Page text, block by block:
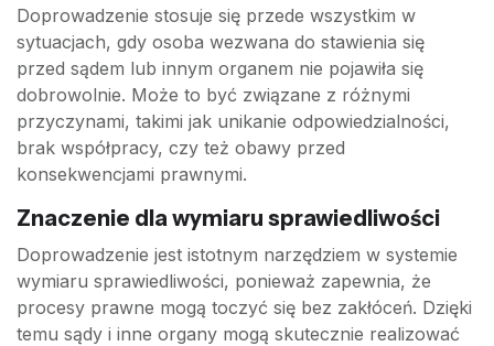
Doprowadzenie stosuje się przede wszystkim w
sytuacjach, gdy osoba wezwana do stawienia się
przed sądem lub innym organem nie pojawiła się
dobrowolnie. Może to być związane z różnymi
przyczynami, takimi jak unikanie odpowiedzialności,
brak współpracy, czy też obawy przed
konsekwencjami prawnymi.
Znaczenie dla wymiaru sprawiedliwości
Doprowadzenie jest istotnym narzędziem w systemie
wymiaru sprawiedliwości, ponieważ zapewnia, że
procesy prawne mogą toczyć się bez zakłóceń. Dzięki
temu sądy i inne organy mogą skutecznie realizować